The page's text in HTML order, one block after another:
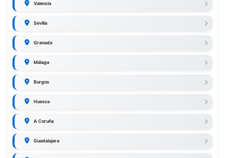
Valencia
Sevilla
Granada
Málaga
Burgos
Huesca
A Coruña
Guadalajara